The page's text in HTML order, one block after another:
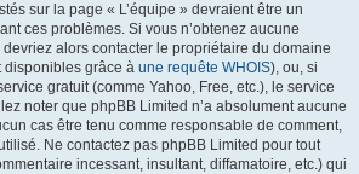
sur la page « L’équipe » devraient être un
ces problèmes. Si vous n’obtenez aucune
alors contacter le propriétaire du domaine
disponibles grâce à une requête WHOIS), ou, si
gratuit (comme Yahoo, Free, etc.), le service
noter que phpBB Limited n’a absolument aucune
cas être tenu comme responsable de comment,
Ne contactez pas phpBB Limited pour tout
incessant, insultant, diffamatoire, etc.) qui